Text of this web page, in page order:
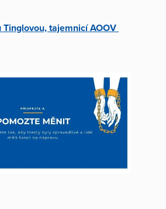
Tinglovou, tajemnicí AOOV